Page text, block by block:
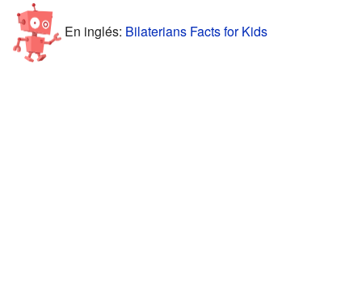
En inglés: Bilaterians Facts for Kids